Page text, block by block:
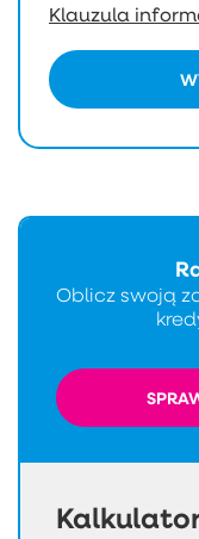
Klauzula
Oblicz swoją